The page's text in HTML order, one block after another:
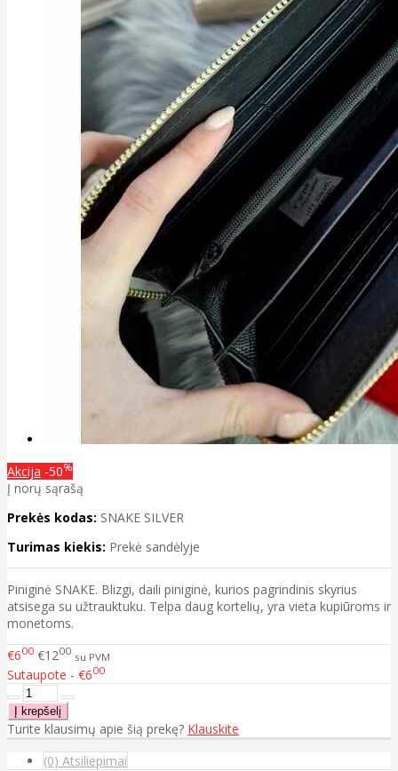
Akcija -50%
Į norų sąrašą
Prekės kodas: SNAKE SILVER
Turimas kiekis: Prekė sandėlyje
Piniginė SNAKE. Blizgi, daili piniginė, kurios pagrindinis skyrius
atsisega su užtrauktuku. Telpa daug kortelių, yra vieta kupiūroms ir
monetoms.
€600 €1200 su PVM
Sutaupote - €600
Turite klausimų apie šią prekę? Klauskite
(0) Atsiliepimai